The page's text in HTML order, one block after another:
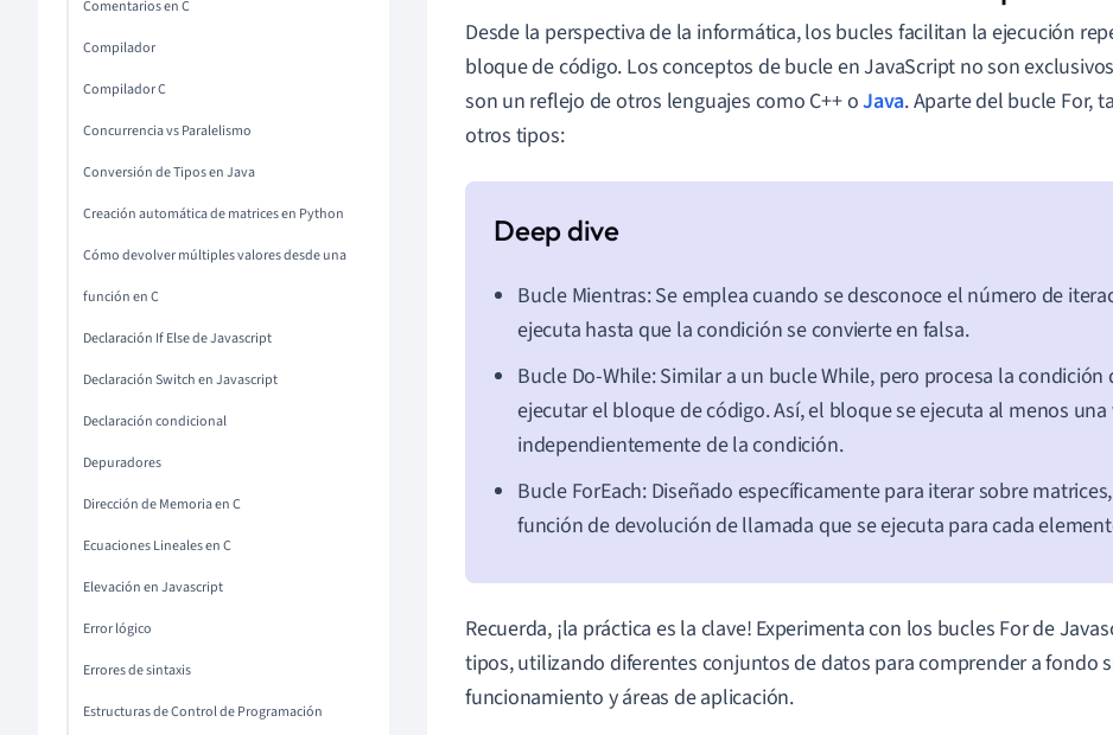
Comentarios en C
Compilador
Compilador C
Concurrencia vs Paralelismo
Conversión de Tipos en Java
Creación automática de matrices en Python
Cómo devolver múltiples valores desde una
función en C
Declaración If Else de Javascript
Declaración Switch en Javascript
Declaración condicional
Depuradores
Dirección de Memoria en C
Ecuaciones Lineales en C
Elevación en Javascript
Error lógico
Errores de sintaxis
Estructuras de Control de Programación
Desde la perspectiva de la informática, los bucles facilitan la ejecución
bloque de código. Los conceptos de bucle en JavaScript no son
son un reflejo de otros lenguajes como C++ oJava. Aparte del bucle For,
otros tipos:
Bucle Mientras: Se emplea cuando se desconoce el número de
ejecuta hasta que la condición se convierte en falsa.
Bucle Do-While: Similar a un bucle While, pero procesa la condición
ejecutar el bloque de código. Así, el bloque se ejecuta al menos una
independientemente de la condición.
Bucle ForEach: Diseñado específicamente para iterar sobre
función de devolución de llamada que se ejecuta para cada
Recuerda, ¡la práctica es la clave! Experimenta con los bucles For de
tipos, utilizando diferentes conjuntos de datos para comprender a fondo
funcionamiento y áreas de aplicación.